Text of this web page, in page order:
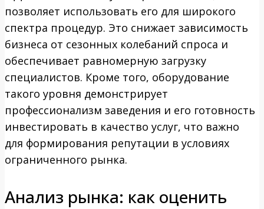
позволяет использовать его для широкого
спектра процедур. Это снижает зависимость
бизнеса от сезонных колебаний спроса и
обеспечивает равномерную загрузку
специалистов. Кроме того, оборудование
такого уровня демонстрирует
профессионализм заведения и его готовность
инвестировать в качество услуг, что важно
для формирования репутации в условиях
ограниченного рынка.
Анализ рынка: как оценить